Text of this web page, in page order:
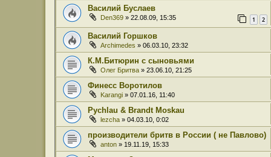
Василий Буслаев
Den369 » 22.08.09, 15:35 1 2
Василий Горшков
Archimedes » 06.03.10, 23:32
К.М.Битюрин с сыновьями
Олег Бритва » 23.06.10, 21:25
Финесс Воротилов
Karangi » 07.01.16, 11:40
Pychlau & Brandt Moskau
lezcha » 04.03.10, 0:02
производители бритв в России ( не Павлово)
anton » 19.11.19, 15:33